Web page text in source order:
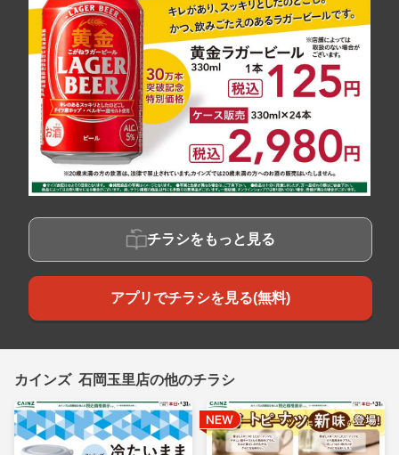
チラシをもっと見る
アプリでチラシを見る(無料)
カインズ 石岡玉里店の他のチラシ